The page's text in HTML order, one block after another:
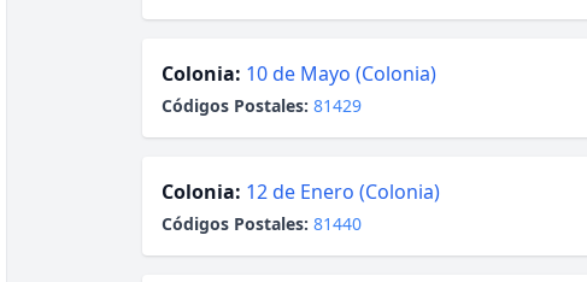
Colonia: 10 de Mayo (Colonia)
Códigos Postales: 81429
Colonia: 12 de Enero (Colonia)
Códigos Postales: 81440